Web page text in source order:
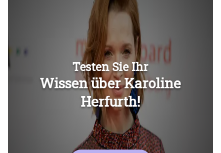
Überspringen